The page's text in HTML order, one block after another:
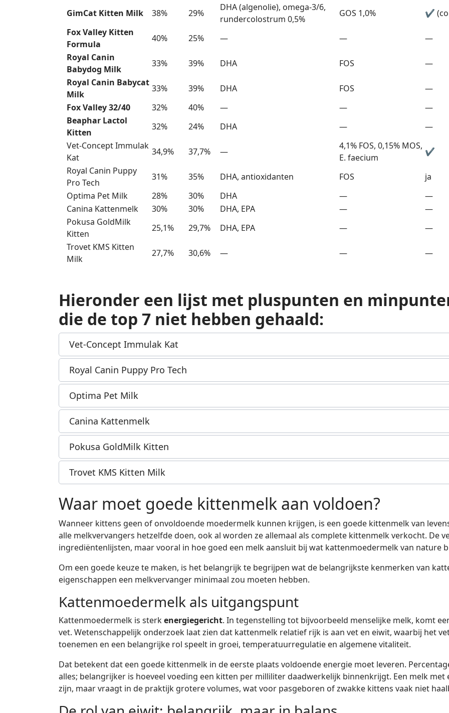
GimCat Kitten Milk 38% 29%
DHA (algenolie), omega-3/6,
rundercolostrum 0,5%
GOS 1,0%
✔︎
Fox Valley Kitten
Formula
40% 25% — —
—
Royal Canin
Babydog Milk
33% 39% DHA FOS
—
Royal Canin Babycat
Milk
33% 39% DHA FOS
—
Fox Valley 32/40
32% 40% — —
—
Beaphar Lactol
Kitten
32% 24% DHA —
—
Vet-Concept Immulak
Kat
34,9% 37,7% —
4,1% FOS, 0,15% MOS,
E. faecium
✔︎
Royal Canin Puppy
Pro Tech
31% 35% DHA, antioxidanten FOS
ja
Optima Pet Milk
28% 30% DHA —
—
Canina Kattenmelk
30% 30% DHA, EPA —
—
Pokusa GoldMilk
Kitten
25,1% 29,7% DHA, EPA —
—
Trovet KMS Kitten
Milk
27,7% 30,6% — — —
Hieronder een lijst met pluspunten en
die de top 7 niet hebben gehaald:
Vet-Concept Immulak Kat
Royal Canin Puppy Pro Tech
Optima Pet Milk
Canina Kattenmelk
Pokusa GoldMilk Kitten
Trovet KMS Kitten Milk
Waar moet goede kittenmelk aan voldoen?
Wanneer kittens geen of onvoldoende moedermelk kunnen krijgen, is een goede kittenmelk van
alle melkvervangers hetzelfde doen, ook al worden ze allemaal als complete kittenmelk verkocht. De
ingrediëntenlijsten, maar vooral in hoe goed een melk aansluit bij wat kattenmoedermelk van nature
Om een goede keuze te maken, is het belangrijk te begrijpen wat de belangrijkste kenmerken van
eigenschappen een melkvervanger minimaal zou moeten hebben.
Kattenmoedermelk als uitgangspunt
Kattenmoedermelk is sterkenergiegericht. In tegenstelling tot bijvoorbeeld menselijke melk, komt
vet. Wetenschappelijk onderzoek laat zien dat kattenmelk relatief rijk is aan vet en eiwit, waarbij het
toenemen en een belangrijke rol speelt in groei, temperatuurregulatie en algemene vitaliteit.
Dat betekent dat een goede kittenmelk in de eerste plaats voldoende energie moet leveren.
alles; belangrijker is hoeveel voeding een kitten per milliliter daadwerkelijk binnenkrijgt. Een melk
zijn, maar vraagt in de praktijk grotere volumes, wat voor pasgeboren of zwakke kittens vaak niet